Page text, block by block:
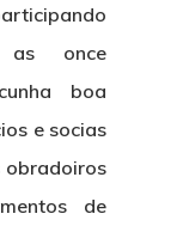
as once
boa
e socias
obradoiros
de